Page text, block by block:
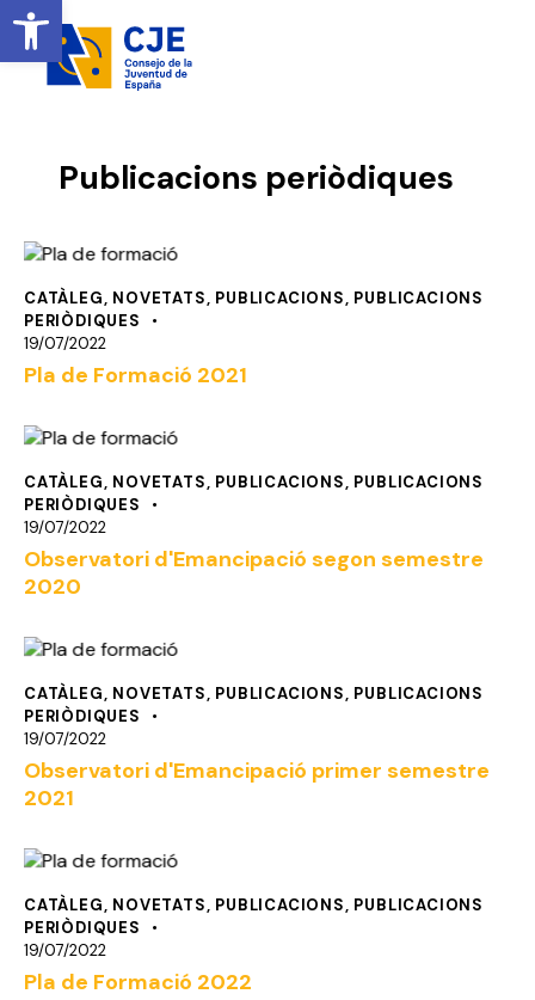
Obrir barra d' eines
Publicacions periòdiques
CATÀLEG, NOVETATS, PUBLICACIONS, PUBLICACIONS
PERIÒDIQUES
19/07/2022
Pla de Formació 2021
CATÀLEG, NOVETATS, PUBLICACIONS, PUBLICACIONS
PERIÒDIQUES
19/07/2022
Observatori d'Emancipació segon semestre
2020
CATÀLEG, NOVETATS, PUBLICACIONS, PUBLICACIONS
PERIÒDIQUES
19/07/2022
Observatori d'Emancipació primer semestre
2021
CATÀLEG, NOVETATS, PUBLICACIONS, PUBLICACIONS
PERIÒDIQUES
19/07/2022
Pla de Formació 2022